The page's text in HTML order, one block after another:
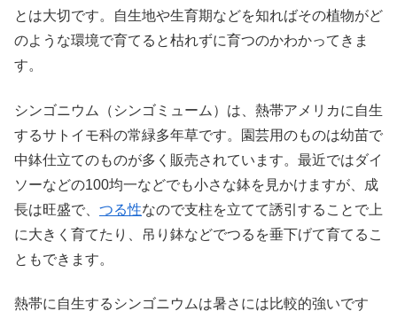
とは大切です。自生地や生育期などを知ればその植物がど
のような環境で育てると枯れずに育つのかわかってきま
す。
シンゴニウム（シンゴミューム）は、熱帯アメリカに自生
するサトイモ科の常緑多年草です。園芸用のものは幼苗で
中鉢仕立てのものが多く販売されています。最近ではダイ
ソーなどの100均一などでも小さな鉢を見かけますが、成
長は旺盛で、 つる性なので支柱を立てて誘引することで上
に大きく育てたり、吊り鉢などでつるを垂下げて育てるこ
ともできます。
熱帯に自生するシンゴニウムは暑さには比較的強いです